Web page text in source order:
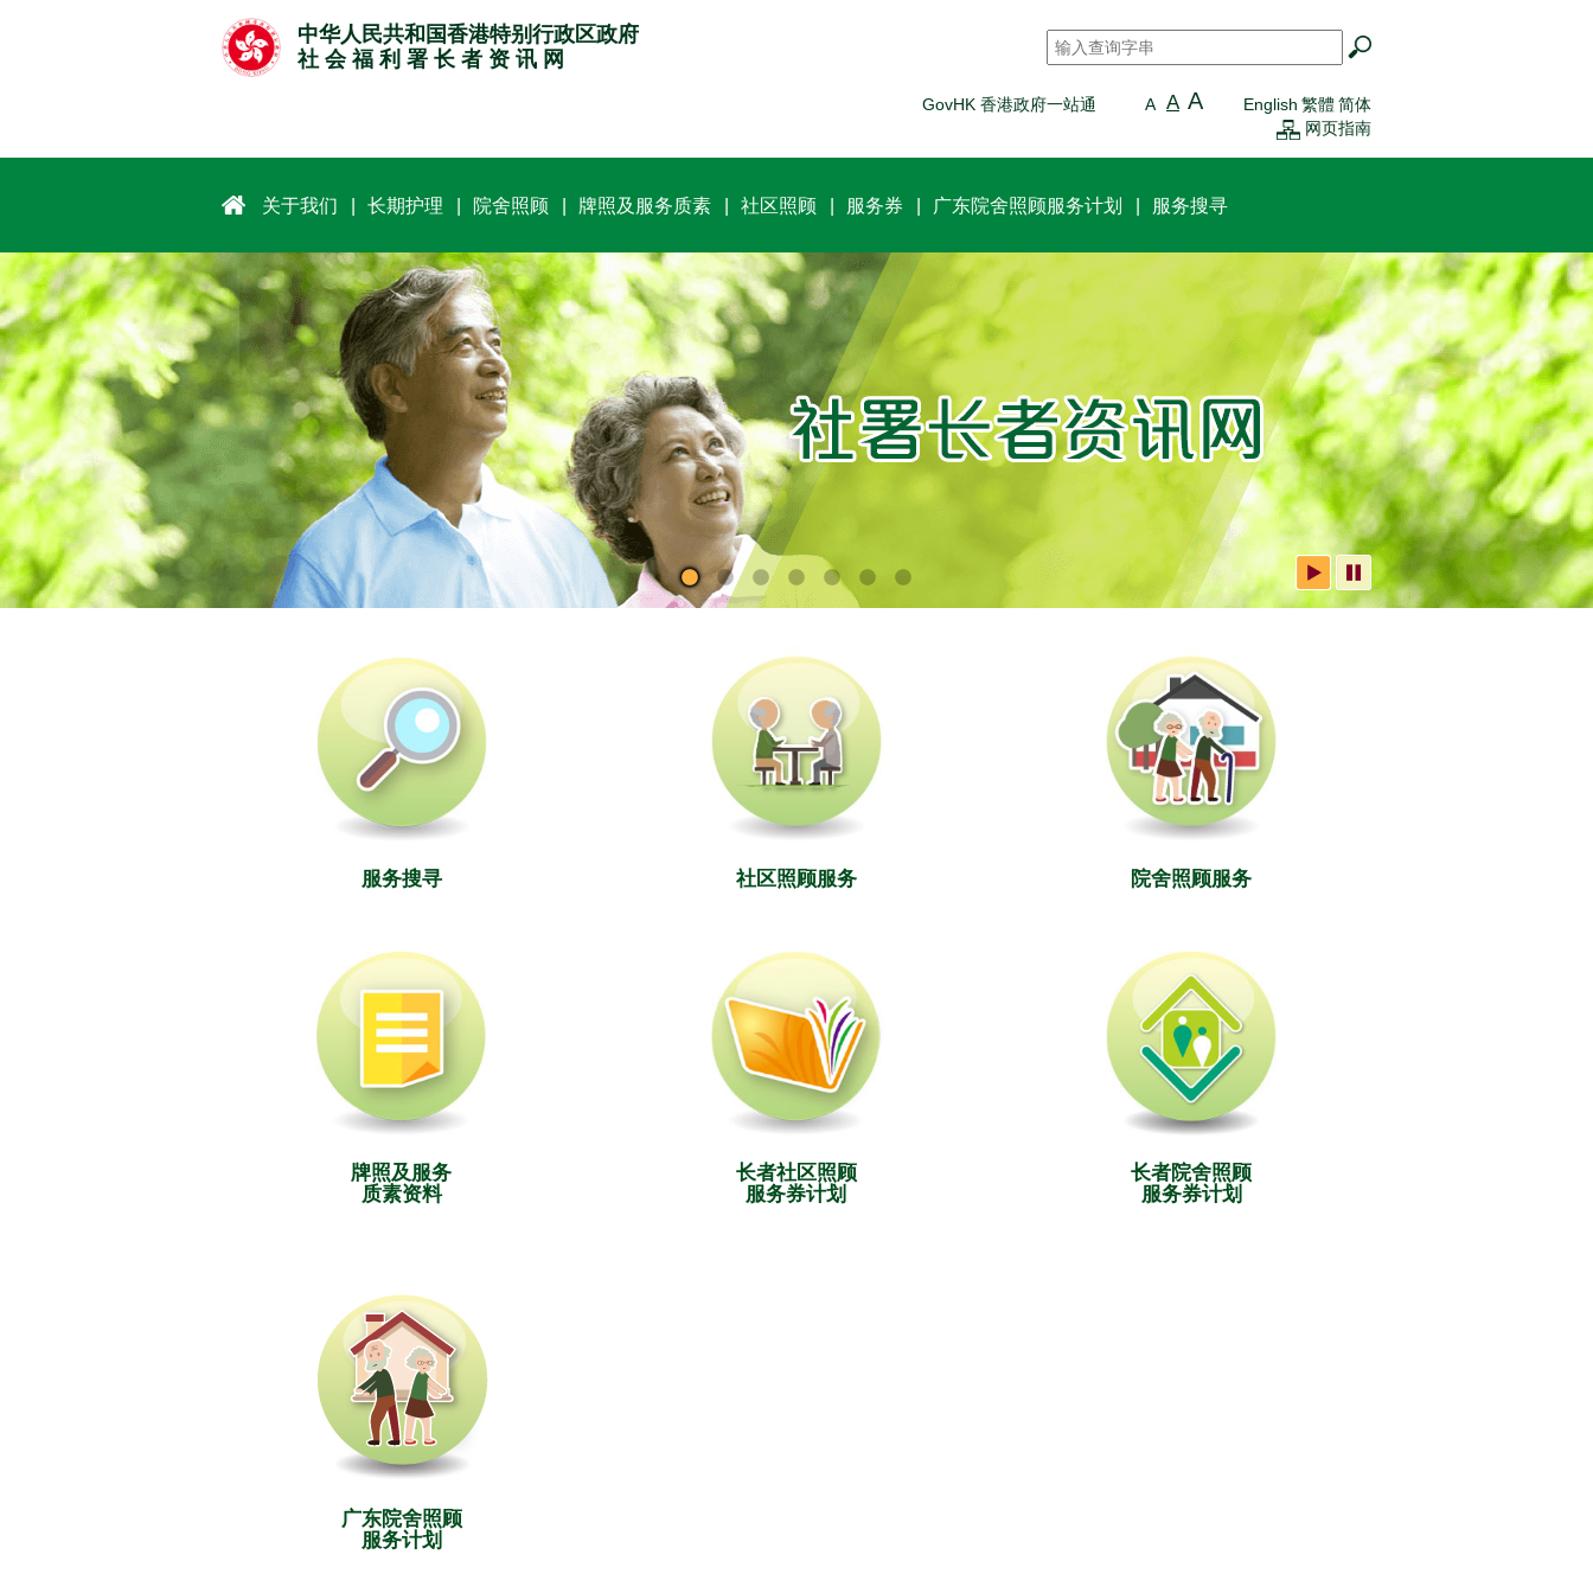
中华人民共和国香港特别行政区政府
社 会 福 利 署 长 者 资 讯 网
搜寻 *
GovHK 香港政府一站通 A A A English 繁體 简体
网页指南
关于我们 长期护理 院舍照顾 牌照及服务质素 社区照顾 服务券 广东院舍照顾服务计划 服务搜寻
服务搜寻 社区照顾服务 院舍照顾服务
牌照及服务
质素资料
长者社区照顾
服务券计划
长者院舍照顾
服务券计划
广东院舍照顾
服务计划